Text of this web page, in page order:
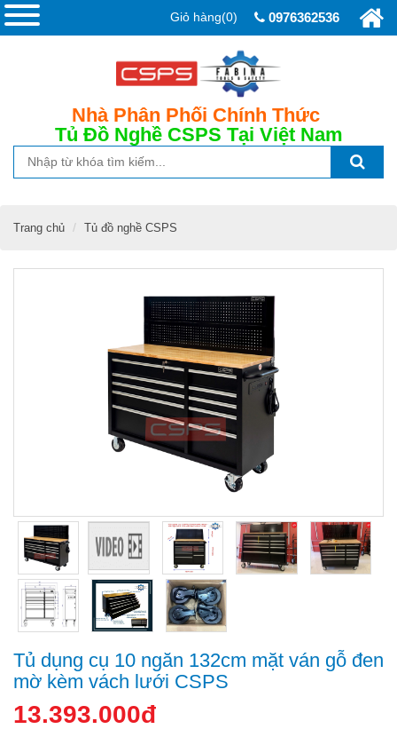
0976362536
Nhà Phân Phối Chính Thức
Tủ Đồ Nghề CSPS Tại Việt Nam
Giỏ hàng(0)
Trang chủ Tủ đồ nghề CSPS
Tủ dụng cụ 10 ngăn 132cm mặt ván gỗ đen
mờ kèm vách lưới CSPS
13.393.000đ